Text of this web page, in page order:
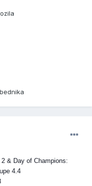
& Day of Champions:
4.4